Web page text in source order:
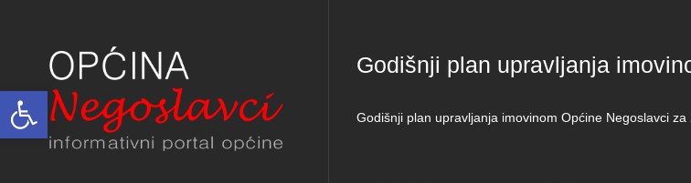
Open toolbar
Godišnji plan upravljanja
Godišnji plan upravljanja imovinom Općine Negoslavci za